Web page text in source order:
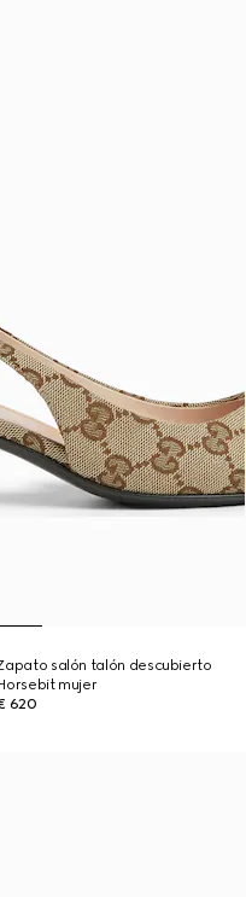
salón talón descubierto
mujer
620